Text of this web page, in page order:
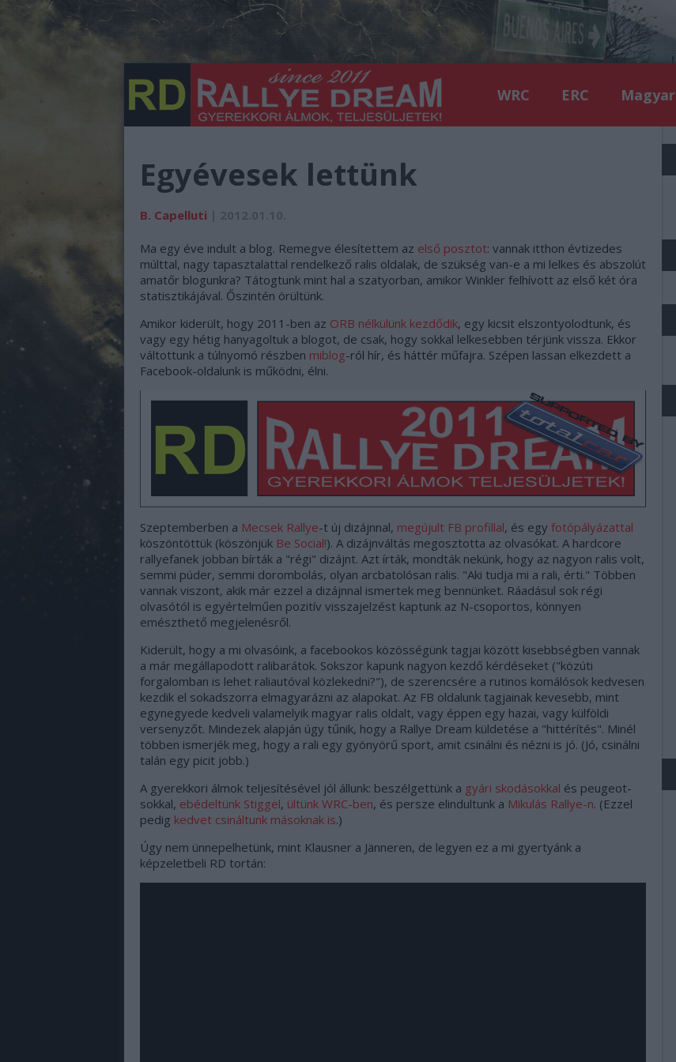
WRC ERC Magyar
Egyévesek lettünk
B. Capelluti
Ma egy éve indult a blog. Remegve élesítettem az első posztot: vannak itthon évtizedes
múlttal, nagy tapasztalattal rendelkező ralis oldalak, de szükség van-e a mi lelkes és abszolút
amatőr blogunkra? Tátogtunk mint hal a szatyorban, amikor Winkler felhívott az első két óra
statisztikájával. Őszintén örültünk.
Amikor kiderült, hogy 2011-ben az ORB nélkülünk kezdődik, egy kicsit elszontyolodtunk, és
vagy egy hétig hanyagoltuk a blogot, de csak, hogy sokkal lelkesebben térjünk vissza. Ekkor
váltottunk a túlnyomó részben miblog-ról hír, és háttér műfajra. Szépen lassan elkezdett a
Facebook-oldalunk is működni, élni.
Szeptemberben a Mecsek Rallye-t új dizájnnal, megújult FB profillal, és egy fotópályázattal
köszöntöttük (köszönjük Be Social!). A dizájnváltás megosztotta az olvasókat. A hardcore
rallyefanek jobban bírták a "régi" dizájnt. Azt írták, mondták nekünk, hogy az nagyon ralis volt,
semmi púder, semmi dorombolás, olyan arcbatolósan ralis. "Aki tudja mi a rali, érti." Többen
vannak viszont, akik már ezzel a dizájnnal ismertek meg bennünket. Ráadásul sok régi
olvasótól is egyértelműen pozitív visszajelzést kaptunk az N-csoportos, könnyen
emészthető megjelenésről.
Kiderült, hogy a mi olvasóink, a facebookos közösségünk tagjai között kisebbségben vannak
a már megállapodott ralibarátok. Sokszor kapunk nagyon kezdő kérdéseket ("közúti
forgalomban is lehet raliautóval közlekedni?"), de szerencsére a rutinos komálósok kedvesen
kezdik el sokadszorra elmagyarázni az alapokat. Az FB oldalunk tagjainak kevesebb, mint
egynegyede kedveli valamelyik magyar ralis oldalt, vagy éppen egy hazai, vagy külföldi
versenyzőt. Mindezek alapján úgy tűnik, hogy a Rallye Dream küldetése a "hittérítés". Minél
többen ismerjék meg, hogy a rali egy gyönyörű sport, amit csinálni és nézni is jó. (Jó, csinálni
talán egy picit jobb.)
A gyerekkori álmok teljesítésével jól állunk: beszélgettünk a gyári skodásokkal és peugeot-
sokkal, ebédeltünk Stiggel, ültünk WRC-ben, és persze elindultunk a Mikulás Rallye-n. (Ezzel
pedig kedvet csináltunk másoknak is.)
Úgy nem ünnepelhetünk, mint Klausner a Jänneren, de legyen ez a mi gyertyánk a
képzeletbeli RD tortán: